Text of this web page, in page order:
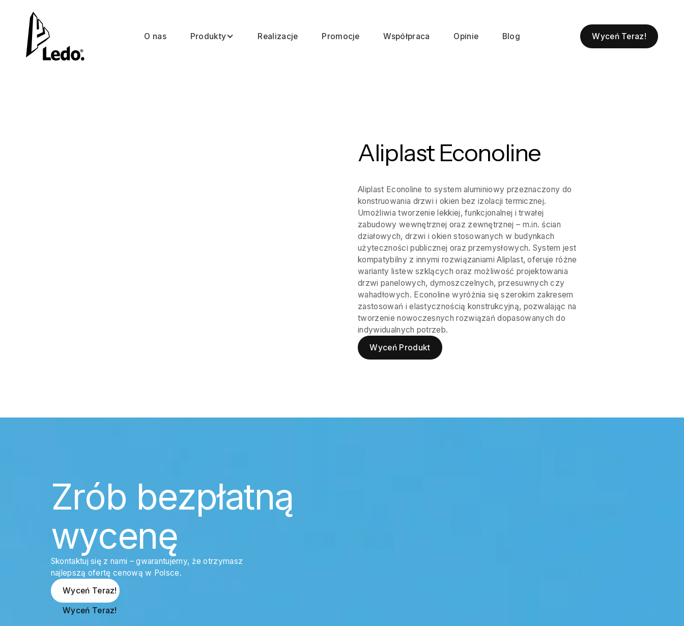
O nas Produkty Realizacje Promocje Współpraca Opinie Blog Wyceń Teraz!
Aliplast Econoline
Aliplast Econoline to system aluminiowy przeznaczony do
konstruowania drzwi i okien bez izolacji termicznej.
Umożliwia tworzenie lekkiej, funkcjonalnej i trwałej
zabudowy wewnętrznej oraz zewnętrznej – m.in. ścian
działowych, drzwi i okien stosowanych w budynkach
użyteczności publicznej oraz przemysłowych. System jest
kompatybilny z innymi rozwiązaniami Aliplast, oferuje różne
warianty listew szklących oraz możliwość projektowania
drzwi panelowych, dymoszczelnych, przesuwnych czy
wahadłowych. Econoline wyróżnia się szerokim zakresem
zastosowań i elastycznością konstrukcyjną, pozwalając na
tworzenie nowoczesnych rozwiązań dopasowanych do
indywidualnych potrzeb.
Wyceń Produkt
Zrób bezpłatną
wycenę
Skontaktuj się z nami – gwarantujemy, że otrzymasz
najlepszą ofertę cenową w Polsce.
Wyceń Teraz!
Wyceń Teraz!